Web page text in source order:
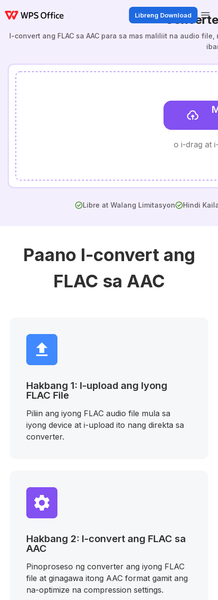
Libreng Download
I-convert ang FLAC sa AAC para sa mas maliliit na audio
o i-drag at
Libre at Walang Limitasyon Hindi
Paano I-convert ang
FLAC sa AAC
Hakbang 1: I-upload ang Iyong
FLAC File
Piliin ang iyong FLAC audio file mula sa
iyong device at i-upload ito nang direkta sa
converter.
Hakbang 2: I-convert ang FLAC sa
AAC
Pinoproseso ng converter ang iyong FLAC
file at ginagawa itong AAC format gamit ang
na-optimize na compression settings.